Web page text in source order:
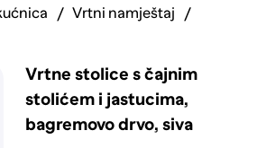
Vrtni namještaj
Vrtne stolice s čajnim
stolićem i jastucima,
bagremovo drvo, siva